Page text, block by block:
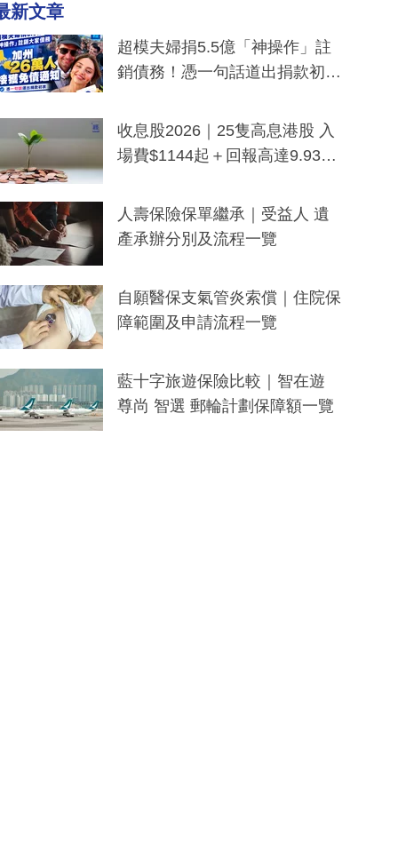
新文章
超模夫婦捐5.5億「神操作」註
銷債務！憑一句話道出捐款初
一度被誤當詐騙手段
收息股2026｜25隻高息港股 入
場費$1144起＋回報高達9.93
人壽保險保單繼承｜受益人 遺
產承辦分別及流程一覽
自願醫保支氣管炎索償｜住院保
障範圍及申請流程一覽
藍十字旅遊保險比較｜智在遊
尊尚 智選 郵輪計劃保障額一覽